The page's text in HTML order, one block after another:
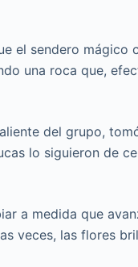
el sendero
una roca que,
del grupo,
lo siguieron de
a medida que
veces, las flores